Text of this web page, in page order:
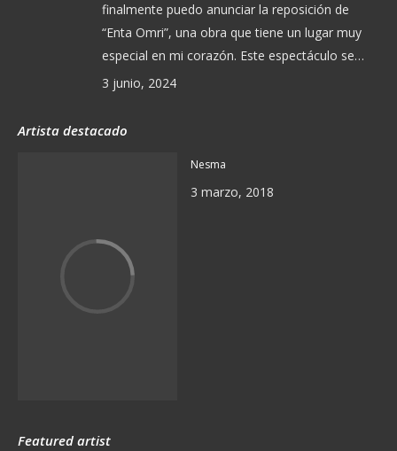
finalmente puedo anunciar la reposición de
“Enta Omri”, una obra que tiene un lugar muy
especial en mi corazón. Este espectáculo se…
3 junio, 2024
Artista destacado
Nesma
3 marzo, 2018
Featured artist